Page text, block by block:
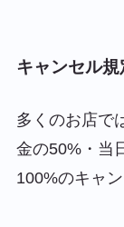
キャンセル
多くのお店で
金の50%・ 当
100%のキャ